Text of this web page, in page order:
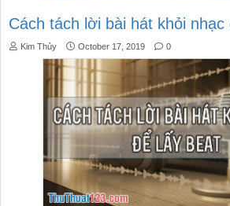
Cách tách lời bài hát khỏi nhạc
Kim Thủy October 17, 2019 0